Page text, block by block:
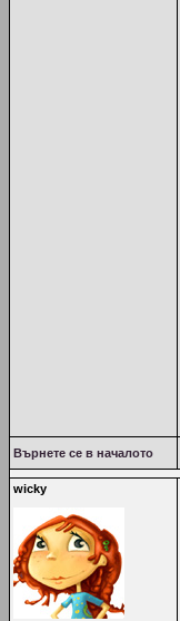
Върнете се в началото
wicky